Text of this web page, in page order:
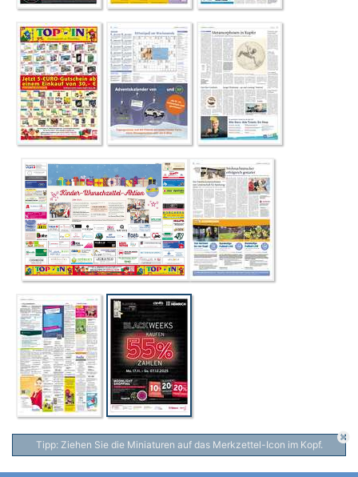
Tipp: Ziehen Sie die Miniaturen auf das Merkzettel-Icon im Kopf.